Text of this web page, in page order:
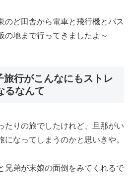
のど田舎から電車と飛行機とバス
の地まで行ってきましたよ～
旅行がこんなにもストレ
るなんて
たりの旅でしたけれど、旦那がい
になってしまうのかと思いきや。
兄弟が末娘の面倒をみてくれるで